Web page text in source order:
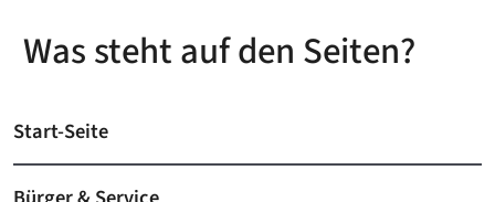
Was steht auf den Seiten?
Start-Seite